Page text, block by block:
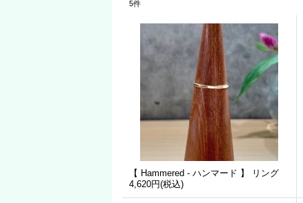
5件
【 Hammered - ハンマード 】 リング
4,620円(税込)